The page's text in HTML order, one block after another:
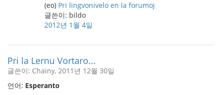
(eo) Pri lingvonivelo en la forumoj
글쓴이: bildo
2012년 1월 4일
Pri la Lernu Vortaro...
글쓴이: Chainy, 2011년 12월 30일
언어: Esperanto